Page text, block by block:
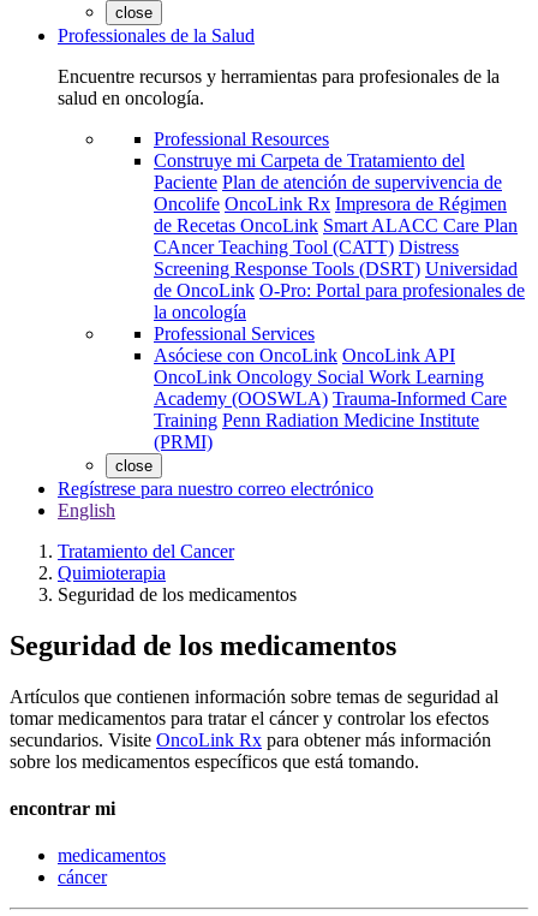
close
Professionales de la Salud
Encuentre recursos y herramientas para profesionales de la
salud en oncología.
Professional Resources
Construye mi Carpeta de Tratamiento del
Paciente Plan de atención de supervivencia de
Oncolife OncoLink Rx Impresora de Régimen
de Recetas OncoLink Smart ALACC Care Plan
CAncer Teaching Tool (CATT) Distress
Screening Response Tools (DSRT) Universidad
de OncoLink O-Pro: Portal para profesionales de
la oncología
Professional Services
Asóciese con OncoLink OncoLink API
OncoLink Oncology Social Work Learning
Academy (OOSWLA) Trauma-Informed Care
Training Penn Radiation Medicine Institute
(PRMI)
close
Regístrese para nuestro correo electrónico
English
Tratamiento del Cancer
Quimioterapia
Seguridad de los medicamentos
Seguridad de los medicamentos
Artículos que contienen información sobre temas de seguridad al
tomar medicamentos para tratar el cáncer y controlar los efectos
secundarios. Visite OncoLink Rx para obtener más información
sobre los medicamentos específicos que está tomando.
encontrar mi
medicamentos
cáncer